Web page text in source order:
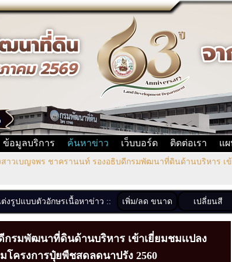
ข้อมูลบริการ ค้นหาข่าว เว็บบอร์ด ติดต่อเรา แผ
าวเบญจพร ชาครานนท์ รองอธิบดีกรมพัฒนาที่ดินด้านบริหาร เ
รมพัฒนาที่ดินด้านบริหาร เข้าเยี่ยมชมเเปลง
ครงการปุ๋ยพืชสดลดนาปรัง 2560
งรูปแบบตัวอักษรเนื้อหาข่าว :: เพิ่ม/ลด ขนาด เปลี่ยนสี